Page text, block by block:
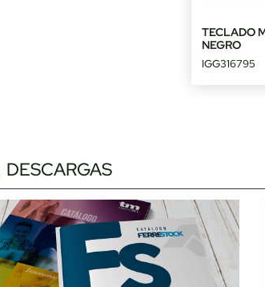
TECLADO
NEGRO
IGG316795
DESCARGAS